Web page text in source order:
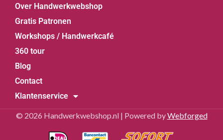
Over Handwerkwebshop
Gratis Patronen
Workshops / Handwerkcafé
360 tour
Blog
Contact
Klantenservice
© 2026 Handwerkwebshop.nl | Powered byWebforged